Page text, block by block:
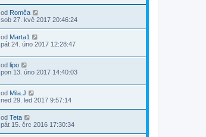
od Romča
sob 27. kvě 2017 20:46:24
od Marta1
pát 24. úno 2017 12:28:47
od lipo
pon 13. úno 2017 14:40:03
od Mila.J
ned 29. led 2017 9:57:14
od Teta
pát 15. črc 2016 17:30:34